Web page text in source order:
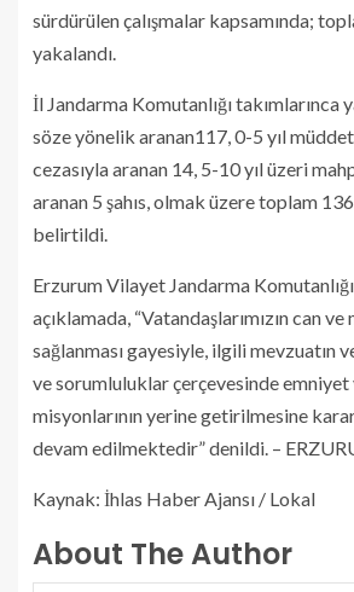
sürdürülen çalışmalar kapsamında;
yakalandı.
İl Jandarma Komutanlığı takımlarınca
söze yönelik aranan117, 0-5 yıl
cezasıyla aranan 14, 5-10 yıl üzeri
aranan 5 şahıs, olmak üzere toplam 136
belirtildi.
Erzurum Vilayet Jandarma
açıklamada, “Vatandaşlarımızın can
sağlanması gayesiyle, ilgili mevzuatın
ve sorumluluklar çerçevesinde emniyet
misyonlarının yerine getirilmesine
devam edilmektedir” denildi. –
Kaynak: İhlas Haber Ajansı / Lokal
About The Author